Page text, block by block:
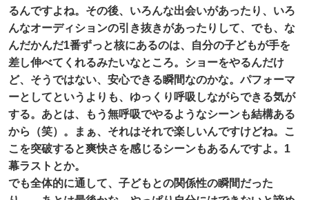
るんですよね。その後、いろんな出会いがあったり、いろ
んなオーディションの引き抜きがあったりして、でも、な
んだかんだ1番ずっと核にあるのは、自分の子どもが手を
差し伸べてくれるみたいなところ。ショーをやるんだけ
ど、そうではない、安心できる瞬間なのかな。パフォーマ
ーとしてというよりも、ゆっくり呼吸しながらできる気が
する。あとは、もう無呼吸でやるようなシーンも結構ある
から（笑）。まぁ、それはそれで楽しいんですけどね。こ
こを突破すると爽快さを感じるシーンもあるんですよ。1
幕ラストとか。
でも全体的に通して、子どもとの関係性の瞬間だった